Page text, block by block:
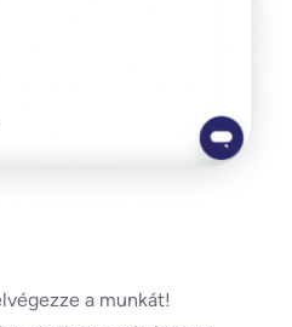
a munkát!